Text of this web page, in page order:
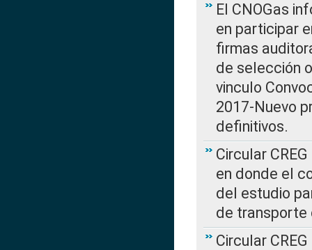
El CNOGas
en participar
firmas
de selección
vinculo
2017-Nuevo
definitivos.
Circular
en donde el
del estudio
de transporte
Circular